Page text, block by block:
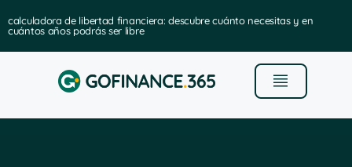
calculadora de libertad financiera: descubre cuánto necesitas y en
cuántos años podrás ser libre